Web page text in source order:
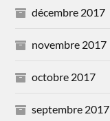
décembre 2017
novembre 2017
octobre 2017
septembre 2017